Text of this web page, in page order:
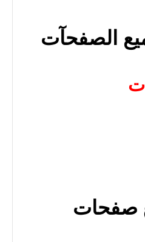
الصفحآت
صفحات